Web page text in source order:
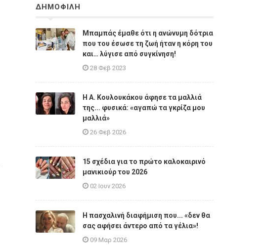
ΔΗΜΟΦΙΛΗ
Μπαμπάς έμαθε ότι η ανώνυμη δότρια
που του έσωσε τη ζωή ήταν η κόρη του
και… λύγισε από συγκίνηση!
28 Φεβ 2023
Η A. Κουλουκάκου άφησε τα μαλλιά
της... φυσικά: «αγαπώ τα γκρίζα μου
μαλλιά»
26 Φεβ 2026
15 σχέδια για το πρώτο καλοκαιρινό
μανικιούρ του 2026
02 Ιουν 2026
Η πασχαλινή διαφήμιση που... «δεν θα
σας αφήσει άντερο από τα γέλια»!
09 Μαρ 2026